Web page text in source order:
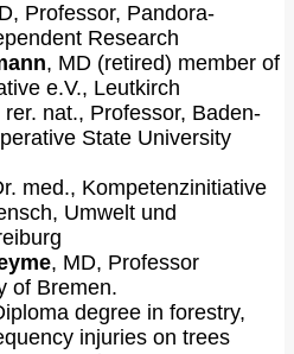
Professor, Pandora-
Research
, MD (retired) member of
e.V., Leutkirch
rer. nat., Professor, Baden-
State University
med., Kompetenzinitiative
Umwelt und
, MD, Professor
of Bremen.
degree in forestry,
injuries on trees